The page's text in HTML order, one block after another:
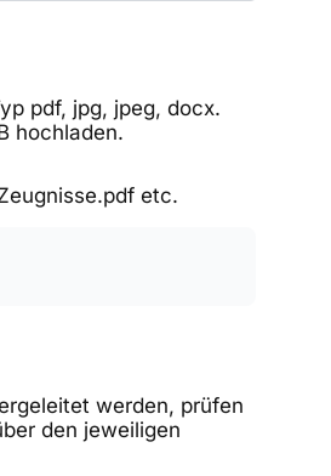
pdf, jpg, jpeg, docx.
hochladen.
etc.
werden, prüfen
den jeweiligen